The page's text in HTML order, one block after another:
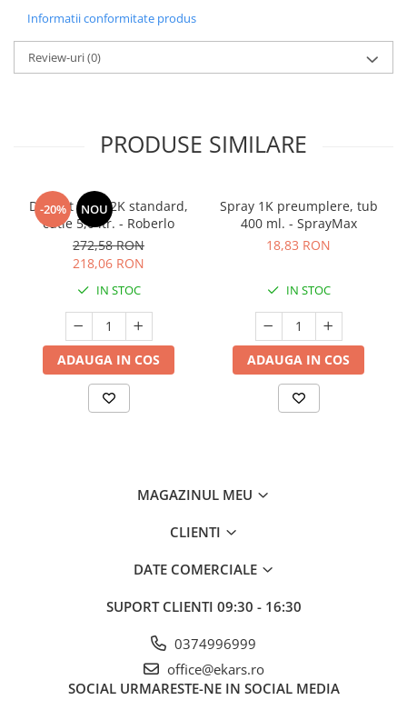
Informatii conformitate produs
Review-uri(0)
PRODUSE SIMILARE
-20% NOU
Diluant S322 2K standard,
cutie 5,0 ltr. - Roberlo
272,58 RON
218,06 RON
IN STOC
ADAUGA IN COS
Spray 1K preumplere, tub
400 ml. - SprayMax
18,83 RON
IN STOC
ADAUGA IN COS
MAGAZINUL MEU
CLIENTI
DATE COMERCIALE
SUPORT CLIENTI 09:30 - 16:30
0374996999
office@ekars.ro
SOCIAL URMARESTE-NE IN SOCIAL MEDIA